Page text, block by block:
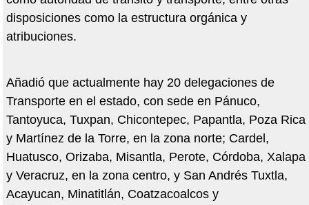
disposiciones como la estructura orgánica y
atribuciones.
Añadió que actualmente hay 20 delegaciones de
Transporte en el estado, con sede en Pánuco,
Tantoyuca, Tuxpan, Chicontepec, Papantla, Poza Rica
y Martínez de la Torre, en la zona norte; Cardel,
Huatusco, Orizaba, Misantla, Perote, Córdoba, Xalapa
y Veracruz, en la zona centro, y San Andrés Tuxtla,
Acayucan, Minatitlán, Coatzacoalcos y